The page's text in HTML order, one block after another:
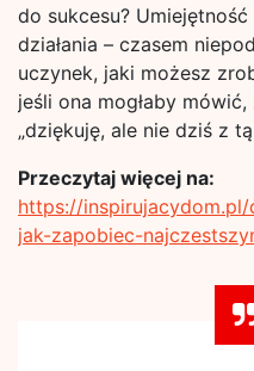
do sukcesu?
działania – czasem
uczynek, jaki możesz
jeśli ona mogłaby
„dziękuję, ale nie dziś z tą
Przeczytaj więcej na:
https://
jak-zapobiec-